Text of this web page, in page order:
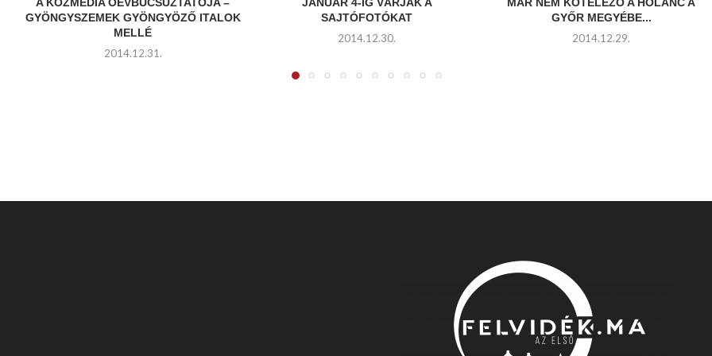
GYÖNGYSZEMEK GYÖNGYÖZŐ ITALOK
MELLÉ
2014.12.31.
SAJTÓFOTÓKAT
2014.12.30.
GYŐR MEGYÉBE...
2014.12.29.